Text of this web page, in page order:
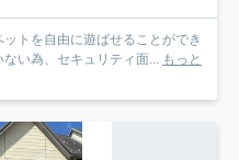
トを自由に遊ばせることができ
い為、セキュリティ面... もっと